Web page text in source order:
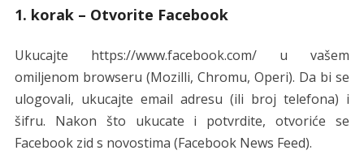
1. korak – Otvorite Facebook
Ukucajte https://www.facebook.com/ u vašem
omiljenom browseru (Mozilli, Chromu, Operi). Da bi se
ulogovali, ukucajte email adresu (ili broj telefona) i
šifru. Nakon što ukucate i potvrdite, otvoriće se
Facebook zid s novostima (Facebook News Feed).